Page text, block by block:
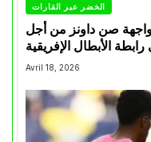
الخضر عبر القارات
صن داونز من أجل
رابطة الأبطال الإفريقية
Avril 18, 2026